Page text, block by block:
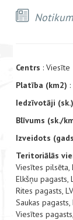
Centrs : Viesīte
Platība (km2)
Iedzīvotāji (sk.)
Blīvums (sk./
Izveidots
Teritoriālās
Viesītes pilsēta,
Elkšņu pagasts,
Rites pagasts,
Saukas
Viesītes